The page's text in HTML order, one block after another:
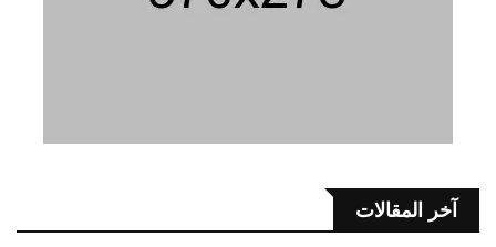
آخر المقالات